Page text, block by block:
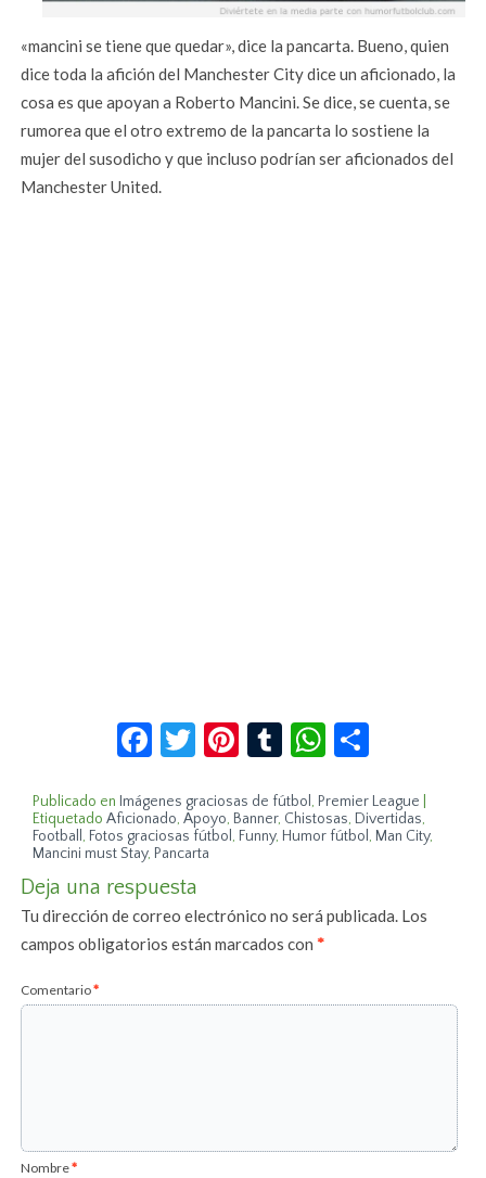
«mancini se tiene que quedar», dice la pancarta. Bueno, quien
dice toda la afición del Manchester City dice un aficionado, la
cosa es que apoyan a Roberto Mancini. Se dice, se cuenta, se
rumorea que el otro extremo de la pancarta lo sostiene la
mujer del susodicho y que incluso podrían ser aficionados del
Manchester United.
Facebook
Twitter
Pinterest
TumblrWhatsApp
Publicado en Imágenes graciosas de fútbol , Premier League
Etiquetado Aficionado,Apoyo, Banner, Chistosas, Divertidas,
Football , Fotos graciosas fútbol , Funny, Humor fútbol , Man City,
Mancini must Stay, Pancarta
Deja una respuesta
Tu dirección de correo electrónico no será publicada. Los
campos obligatorios están marcados con*
Comentario*
Nombre*